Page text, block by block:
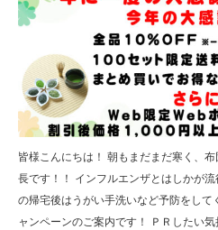
皆様こんにちは！ 朝もまだまだ寒く、
長です！！ インフルエンザとはしかが
の帰宅後はうがい手洗いなど予防をして
ャンペーンのご案内です！ ＰＲしたい